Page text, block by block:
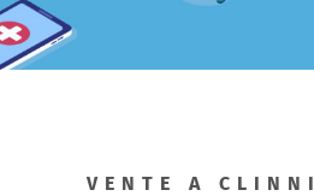
VENTE A CLINNI